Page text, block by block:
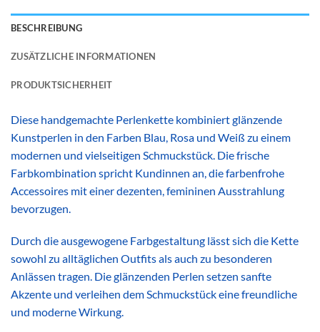
BESCHREIBUNG
ZUSÄTZLICHE INFORMATIONEN
PRODUKTSICHERHEIT
Diese handgemachte Perlenkette kombiniert glänzende
Kunstperlen in den Farben Blau, Rosa und Weiß zu einem
modernen und vielseitigen Schmuckstück. Die frische
Farbkombination spricht Kundinnen an, die farbenfrohe
Accessoires mit einer dezenten, femininen Ausstrahlung
bevorzugen.
Durch die ausgewogene Farbgestaltung lässt sich die Kette
sowohl zu alltäglichen Outfits als auch zu besonderen
Anlässen tragen. Die glänzenden Perlen setzen sanfte
Akzente und verleihen dem Schmuckstück eine freundliche
und moderne Wirkung.